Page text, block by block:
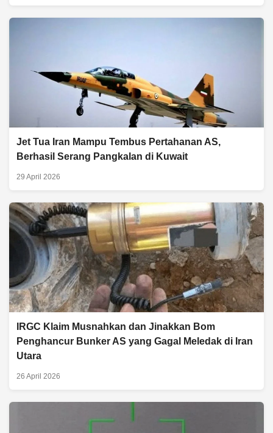
Jet Tua Iran Mampu Tembus Pertahanan AS,
Berhasil Serang Pangkalan di Kuwait
29 April 2026
IRGC Klaim Musnahkan dan Jinakkan Bom
Penghancur Bunker AS yang Gagal Meledak di Iran
Utara
26 April 2026